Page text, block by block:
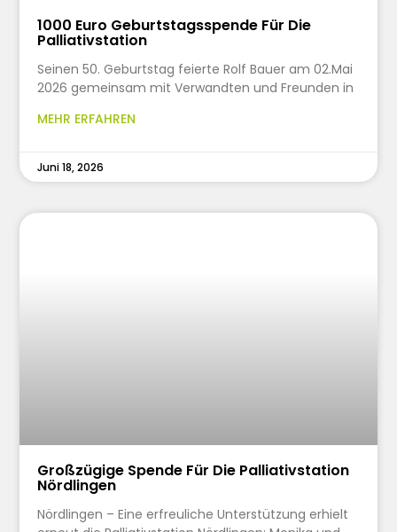
1000 Euro Geburtstagsspende Für Die
Palliativstation
Seinen 50. Geburtstag feierte Rolf Bauer am 02.Mai
2026 gemeinsam mit Verwandten und Freunden in
MEHR ERFAHREN
Juni 18, 2026
Großzügige Spende Für Die Palliativstation
Nördlingen
Nördlingen – Eine erfreuliche Unterstützung erhielt